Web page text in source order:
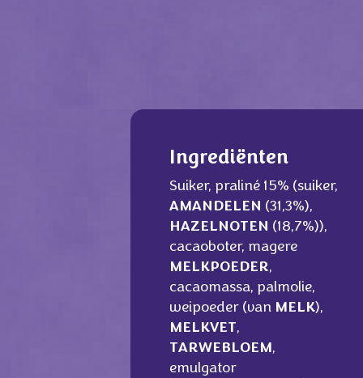
Ingrediënten
Suiker, praliné 15% (suiker,
AMANDELEN (31,3%),
HAZELNOTEN (18,7%)),
cacaoboter, magere
MELKPOEDER,
cacaomassa, palmolie,
weipoeder (van MELK),
MELKVET,
TARWEBLOEM ,
emulgator